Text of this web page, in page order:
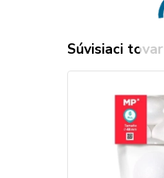
Súvisiaci tovar